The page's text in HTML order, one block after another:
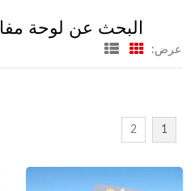
البحث عن لوحة
عرض:
1
2